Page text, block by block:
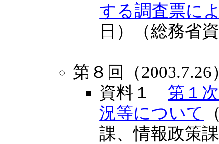
する調査票に
日）（総務省
第８回（2003.7.26
資料１ 第１
況等について
課、情報政策